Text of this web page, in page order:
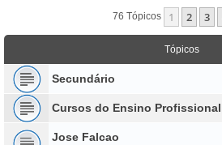
76 Tópicos 1 2 3
Tópicos
Secundário
Cursos do Ensino Profissional
Jose Falcao